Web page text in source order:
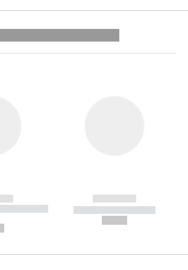
--------
------------
----------- -----------